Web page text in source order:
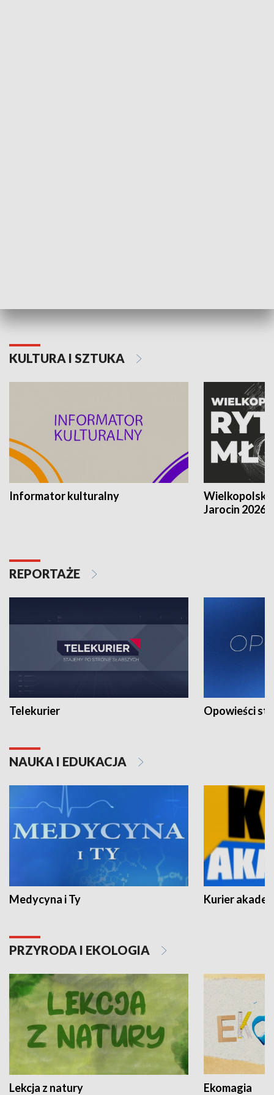
KULTURA I SZTUKA
Informator kulturalny
Jarocin 2026
REPORTAŻE
Telekurier Opowieści
NAUKA I EDUKACJA
Medycyna i Ty Kurier
PRZYRODA I EKOLOGIA
Lekcja z natury Ekomagia